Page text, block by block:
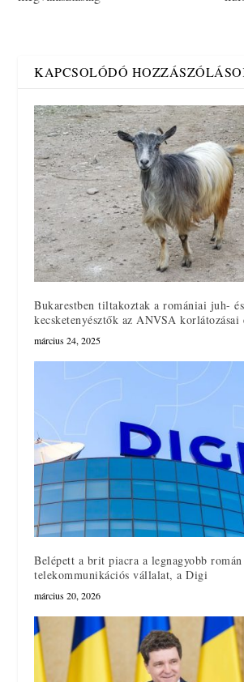
KAPCSOLÓDÓ
Bukarestben tiltakoztak a romániai juh- és
kecsketenyésztők az ANVSA korlátozásai
március 24, 2025
Belépett a brit piacra a legnagyobb román
telekommunikációs vállalat, a Digi
március 20, 2026